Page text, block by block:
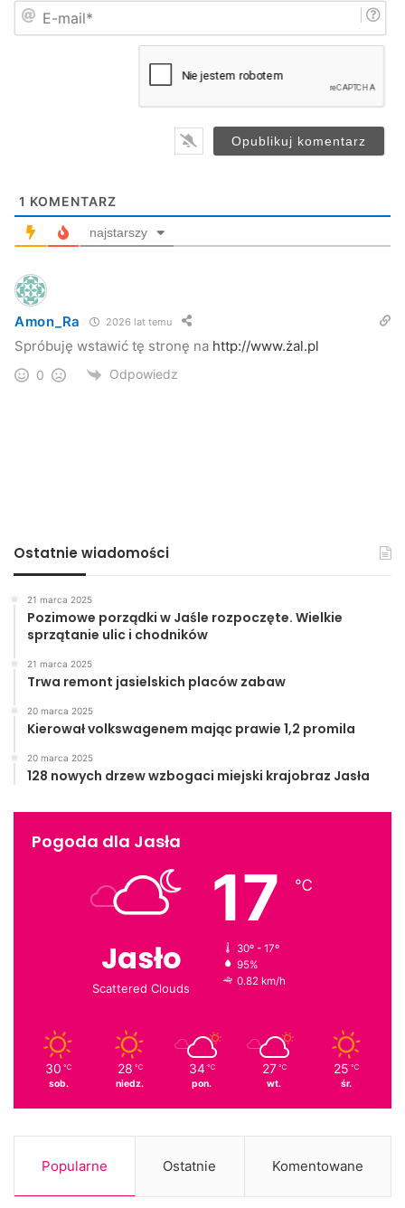
oraz WiMBP w Rzeszowie.
Agnieszka Bal Jasło mbp
spotkania spotkanie
m
1 KOMENTARZ
najstarszy
Amon_Ra 2026 lat temu
Spróbuję wstawić tę stronę na http://www.żal.pl
0 Odpowiedz
Ostatnie wiadomości
21 marca 2025
Pozimowe porządki w Jaśle rozpoczęte. Wielkie
sprzątanie ulic i chodników
21 marca 2025
Trwa remont jasielskich placów zabaw
20 marca 2025
Kierował volkswagenem mając prawie 1,2 promila
20 marca 2025
128 nowych drzew wzbogaci miejski krajobraz Jasła
Pogoda dla Jasła
Jasło
Scattered Clouds
17 ℃
30º - 17º
95%
0.82 km/h
30 ℃
sob.
28 ℃
niedz.
34 ℃
pon.
27 ℃
wt.
25 ℃
śr.
Popularne Ostatnie Komentowane